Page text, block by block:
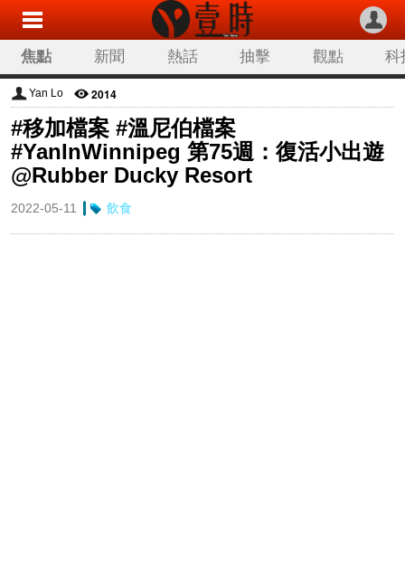
焦點 新聞 熱話 抽擊 觀點 科
Yan Lo 2014
#移加檔案 #溫尼伯檔案
#YanInWinnipeg 第75週：復活小出遊
@Rubber Ducky Resort
2022-05-11 飲食